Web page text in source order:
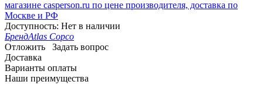
Доступность: Нет в наличии
БрендAtlas Copco
Отложить
Задать вопрос
Доставка
Варианты оплаты
Наши преимущества